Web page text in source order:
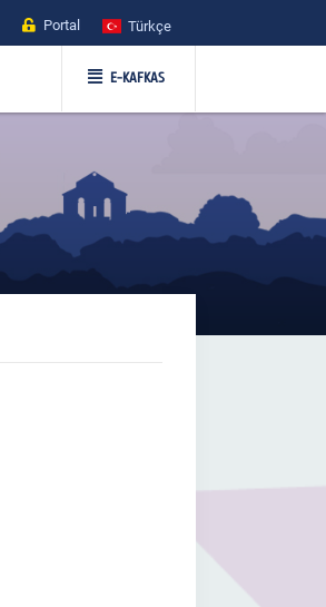
Portal Türkçe
E-KAFKAS